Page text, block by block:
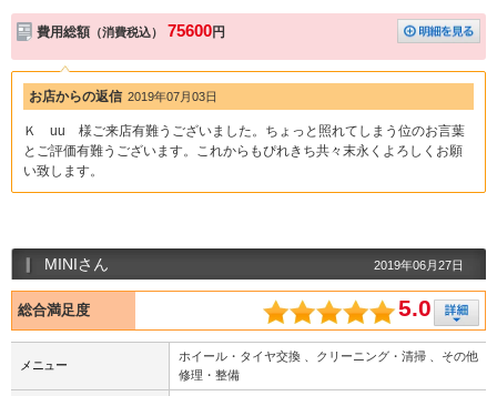
費用総額 （消費税込） 75600円
お店からの返信 2019年07月03日
Ｋ uu 様ご来店有難うございました。ちょっと照れてしまう位のお言葉
とご評価有難うございます。これからもぴれきち共々末永くよろしくお願
い致します。
MINIさん 2019年06月27日
総合満足度 5.0
メニュー
ホイール・タイヤ交換 、クリーニング・清掃 、その他
修理・整備